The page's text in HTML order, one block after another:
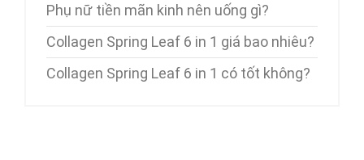
Phụ nữ tiền mãn kinh nên uống gì?
Collagen Spring Leaf 6 in 1 giá bao nhiêu?
Collagen Spring Leaf 6 in 1 có tốt không?